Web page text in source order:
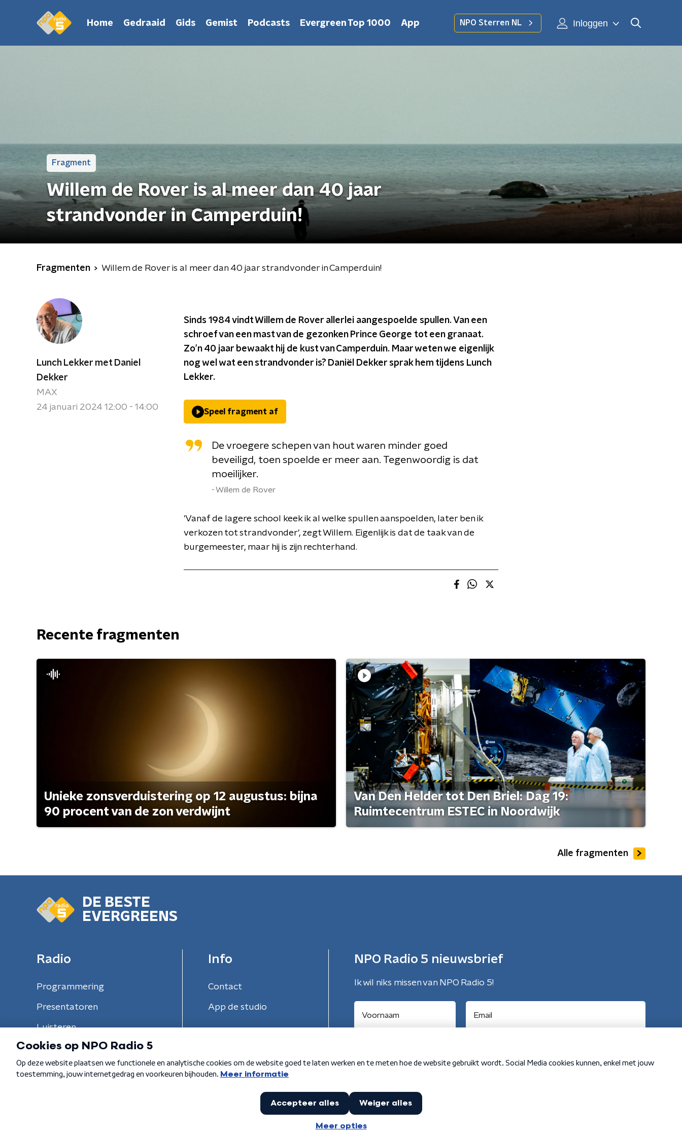
Home Gedraaid Gids Gemist Podcasts Evergreen Top 1000 App NPO Sterren NL Inloggen
Fragment
Willem de Rover is al meer dan 40 jaar
strandvonder in Camperduin!
Fragmenten Willem de Rover is al meer dan 40 jaar strandvonder in Camperduin!
Lunch Lekker met Daniel
Dekker
MAX
24 januari 2024 12:00 - 14:00
Sinds 1984 vindt Willem de Rover allerlei aangespoelde spullen. Van een
schroef van een mast van de gezonken Prince George tot een granaat.
Zo’n 40 jaar bewaakt hij de kust van Camperduin. Maar weten we eigenlijk
nog wel wat een strandvonder is? Daniël Dekker sprak hem tijdens Lunch
Lekker.
Speel fragment af
De vroegere schepen van hout waren minder goed
beveiligd, toen spoelde er meer aan. Tegenwoordig is dat
moeilijker.
Willem de Rover
'Vanaf de lagere school keek ik al welke spullen aanspoelden, later ben ik
verkozen tot strandvonder', zegt Willem. Eigenlijk is dat de taak van de
burgemeester, maar hij is zijn rechterhand.
Recente fragmenten
Unieke zonsverduistering op 12 augustus: bijna
90 procent van de zon verdwijnt
Van Den Helder tot Den Briel: Dag 19:
Ruimtecentrum ESTEC in Noordwijk
Alle fragmenten
DE BESTE
EVERGREENS
Radio
Programmering
Presentatoren
Luisteren
Info
Contact
App de studio
NPO Radio 5 nieuwsbrief
Ik wil niks missen van NPO Radio 5!
Algemene voorwaarden Privacybeleid